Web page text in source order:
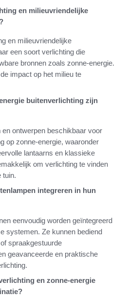
en milieuvriendelijke
en milieuvriendelijke
een soort verlichting die
bronnen zoals zonne-energie.
impact op het milieu te
buitenverlichting zijn
ontwerpen beschikbaar voor
op zonne-energie, waaronder
lantaarns en klassieke
om verlichting te vinden
tuin.
integreren in hun
eenvoudig worden geïntegreerd
systemen. Ze kunnen bediend
spraakgestuurde
geavanceerde en praktische
en zonne-energie